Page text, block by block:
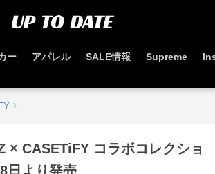
ー アパレル SALE情報 Supreme
× CASETiFY コラボコレクショ
日より発売